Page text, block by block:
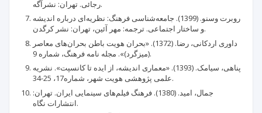
رجائی. تهران: نشرآگه.
روبرت وسنو. (1399). جامعه‌شناسی فرهنگ: نظریه‌ای درباره اندیشه
و ساختار اجتماعی. ترجمه: مهر آئین، تهران: نشر کرگدن.
داوری اردکانی، رضا. (1372). «بحران هویت باطن بحران‌های معاصر
(میزگرد)». مجله نامه فرهنگ، شماره 9.
پناهی، سیامک. (1393). «معماری اندیشه، از ایده تا کانسپت». نشریه
علمی پژوهشی هویت شهر، شماره17، 25-34.
جمال، امید. (1380). فرهنگ فیلم‌های سینمایی ایران. تهران:
انتشارات نگاه.